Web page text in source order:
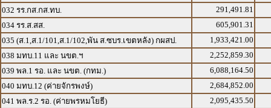
032 รร.กส.กส.ทบ.
291,491.81
034 รร.ส.สส.
605,901.31
035 (ส.1,ส.1/101,ส.1/102,พัน ส.ซบร.เขตหลัง) กผสป.
1,933,421.00
038 มทบ.11 และ นขต.ฯ
2,252,859.30
039 พล.1 รอ. และ นขต. (กทม.)
6,088,164.50
040 มทบ.12 (ค่ายจักรพงษ์)
2,684,852.00
041 พล.ร.2 รอ. (ค่ายพรหมโยธี)
2,095,435.50